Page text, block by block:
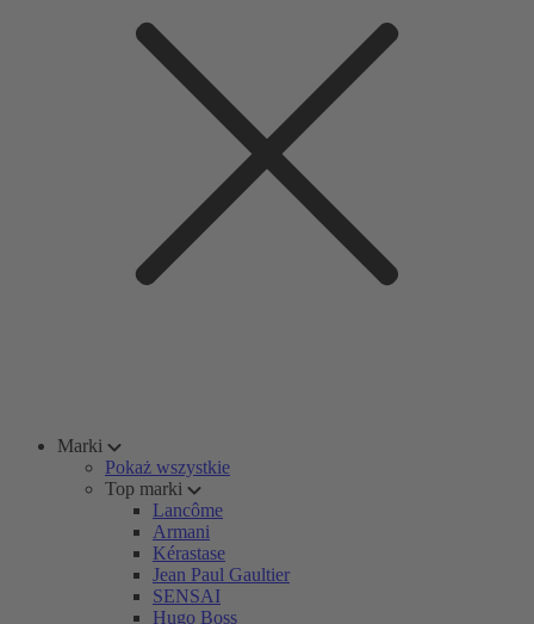
Marki
Pokaż wszystkie
Top marki
Lancôme
Armani
Kérastase
Jean Paul Gaultier
SENSAI
Hugo Boss